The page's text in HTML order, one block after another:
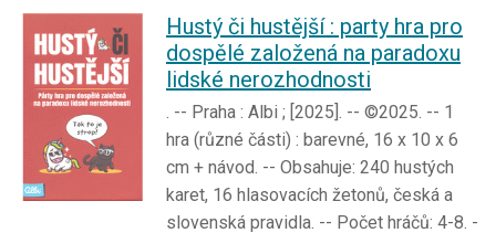
Hustý či hustější : party hra pro
dospělé založená na paradoxu
lidské nerozhodnosti
. -- Praha : Albi ; [2025]. -- ©2025. -- 1
hra (různé části) : barevné, 16 x 10 x 6
cm + návod. -- Obsahuje: 240 hustých
karet, 16 hlasovacích žetonů, česká a
slovenská pravidla. -- Počet hráčů: 4-8. -